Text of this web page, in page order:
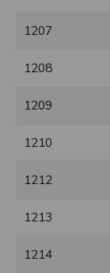
1207
1208
1209
1210
1212
1213
1214